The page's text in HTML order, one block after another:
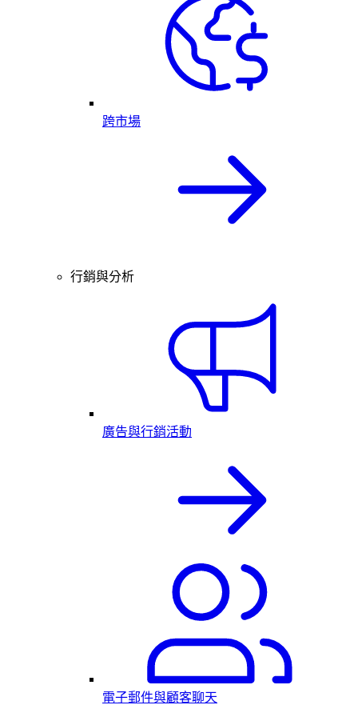
跨市場
行銷與分析
廣告與行銷活動
電子郵件與顧客聊天